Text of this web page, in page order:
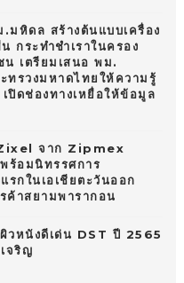
หิดล สร้างต้นแบบเครื่อง
กระทำชำเราในครอง
น เตรียมเสนอ พม.
ทรวงมหาดไทยให้ความรู้
ปิดช่องทางเหยื่อให้ข้อมูล
จาก Zipmex
ร้อมนิทรรศการ
กในเอเชียตะวันออก
ค้าสยามพารากอน
ผิวหนังดีเด่น DST ปี 2565
จริญ